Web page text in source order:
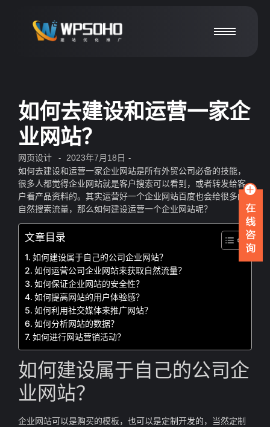
如何去建设和运营一家企
业网站？
网页设计 - 2023年7月18日 -
如何去建设和运营一家企业网站是所有外贸公司必备的技能，
很多人都觉得企业网站就是客户搜索可以看到，或者转发给客
户看产品资料的。其实运营好一个企业网站百度也会给很多的
自然搜索流量，那么如何建设运营一个企业网站呢？
文章目录
如何建设属于自己的公司企业网站？
如何运营公司企业网站来获取自然流量？
如何保证企业网站的安全性？
如何提高网站的用户体验感？
如何利用社交媒体来推广网站？
如何分析网站的数据？
如何进行网站营销活动？
如何建设属于自己的公司企
业网站？
企业网站可以是购买的模板，也可以是定制开发的，当然定制